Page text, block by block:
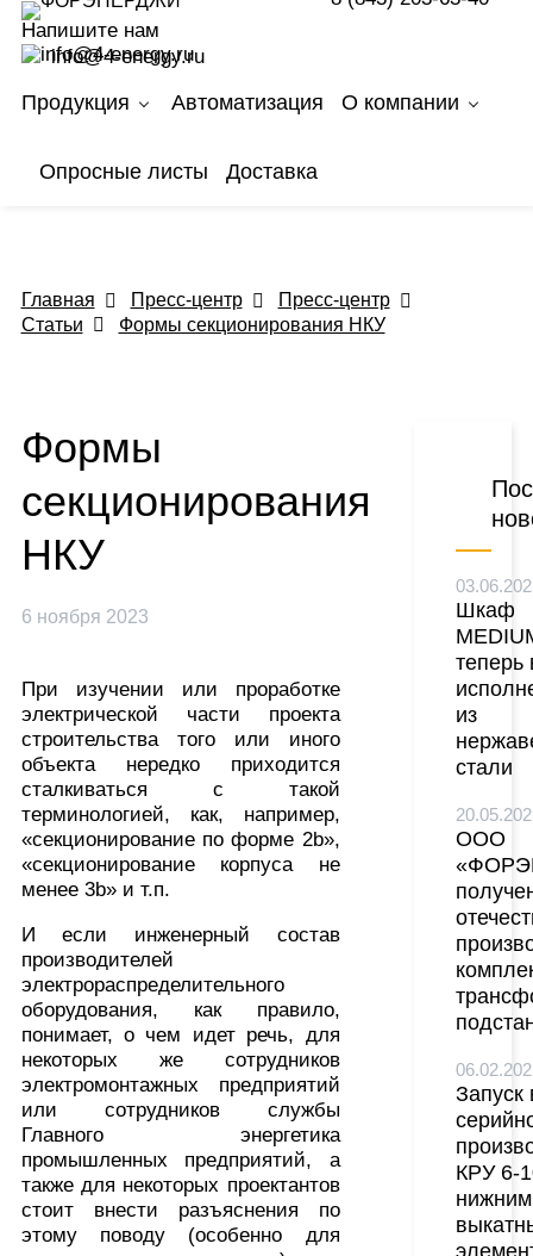
Сайт использует cookie-файлы для удобства
пользователя.
Вы можете отключить их в настройках браузера.
Принять условия
Напишите нам
info@4-energy.ru
Продукция Автоматизация О компании
Опросные листы Доставка
Главная Пресс-центр
Пресс-центр
Статьи
Формы секционирования НКУ
Формы
секционирования
НКУ
6 ноября 2023
При изучении или проработке
электрической части проекта
строительства того или иного
объекта нередко приходится
сталкиваться с такой
терминологией, как, например,
«секционирование по форме 2b»,
«секционирование корпуса не
менее 3b» и т.п.
И если инженерный состав
производителей
электрораспределительного
оборудования, как правило,
понимает, о чем идет речь, для
некоторых же сотрудников
электромонтажных предприятий
или сотрудников службы
Главного энергетика
промышленных предприятий, а
также для некоторых проектантов
стоит внести разъяснения по
этому поводу (особенно для
Шкаф
теперь
из
стали
ООО
Запуск
КРУ 6-
нижним